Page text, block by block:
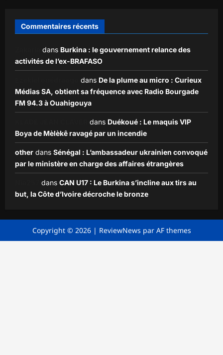
Commentaires récents
dans Burkina : le gouvernement relance des
activités de l’ex-BRAFASO
dans De la plume au micro : Curieux
Médias SA, obtient sa fréquence avec Radio Bourgade
FM 94.3 à Ouahigouya
dans Duékoué : Le maquis VIP
Boya de Mèlèkê ravagé par un incendie
other dans Sénégal : L’ambassadeur ukrainien convoqué
par le ministère en charge des affaires étrangères
dans CAN U17 : Le Burkina s’incline aux tirs au
but, la Côte d’Ivoire décroche le bronze
Copyright © 2026 | ReviewNews par AF themes